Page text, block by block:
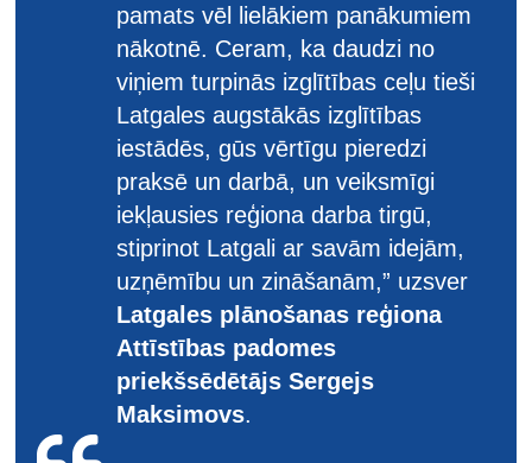
pamats vēl lielākiem panākumiem
nākotnē. Ceram, ka daudzi no
viņiem turpinās izglītības ceļu tieši
Latgales augstākās izglītības
iestādēs, gūs vērtīgu pieredzi
praksē un darbā, un veiksmīgi
iekļausies reģiona darba tirgū,
stiprinot Latgali ar savām idejām,
uzņēmību un zināšanām,” uzsver
Latgales plānošanas reģiona
Attīstības padomes
priekšsēdētājs Sergejs
Maksimovs.